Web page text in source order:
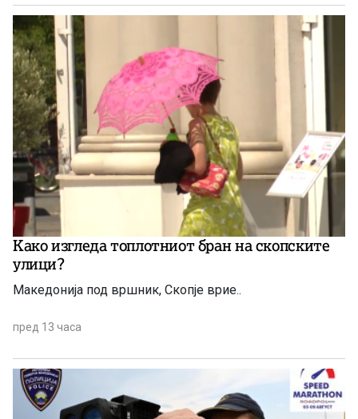
Како изгледа топлотниот бран на скопските
улици?
Македонија под вршник, Скопје врие..
пред 13 часа